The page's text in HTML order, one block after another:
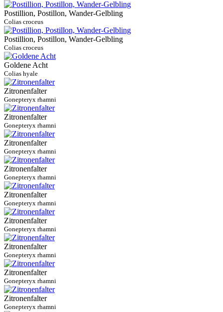
Postillion, Postillon, Wander-Gelbling
Colias croceus
Postillion, Postillon, Wander-Gelbling
Colias croceus
Goldene Acht
Colias hyale
Zitronenfalter
Gonepteryx rhamni
Zitronenfalter
Gonepteryx rhamni
Zitronenfalter
Gonepteryx rhamni
Zitronenfalter
Gonepteryx rhamni
Zitronenfalter
Gonepteryx rhamni
Zitronenfalter
Gonepteryx rhamni
Zitronenfalter
Gonepteryx rhamni
Zitronenfalter
Gonepteryx rhamni
Zitronenfalter
Gonepteryx rhamni